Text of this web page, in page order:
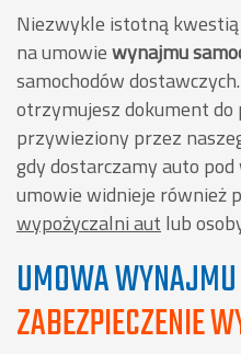
Niezwykle istotną
na umowiewynajmu
samochodów
otrzymujesz dokument do
przywieziony przez
gdy dostarczamy auto
umowie widnieje również
wypożyczalni aut lub
UMOWA
ZABEZPIECZENIE